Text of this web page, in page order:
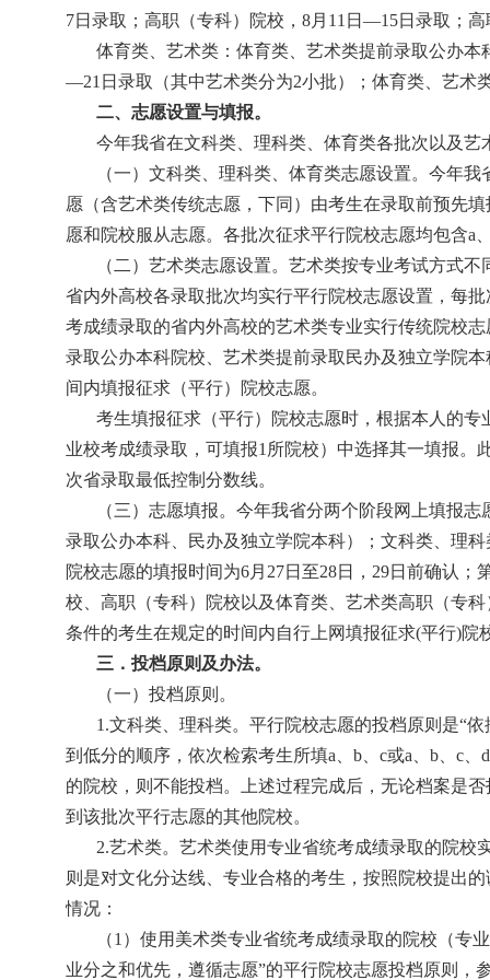
7日录取；高职（专科）院校， 8月 11 日 —15日录取；
体育类、艺术类：体育类、艺术类提前录取公办本
—21 日录取（其中艺术类分为2小批）；体育类、艺术
二、志愿设置与填报。
今年我省在文科类、理科类、体育类各批次以及
（一）文科类、理科类、体育类志愿设置。今年
愿（含艺术类传统志愿，下同）由考生在录取前预先
愿和院校服从志愿。各批次征求平行院校志愿均包含a
（二）艺术类志愿设置。艺术类按专业考试方式
省内外高校各录取批次均实行平行院校志愿设置，每
考成绩录取的省内外高校的艺术类专业实行传统院校
录取公办本科院校、艺术类提前录取民办及独立学院
间内填报征求（平行）院校志愿。
考生填报征求（平行）院校志愿时，根据本人的
业校考成绩录取，可填报1 所院校）中选择其一填报。
次省录取最低控制分数线。
（三）志愿填报。今年我省分两个阶段网上填报
录取公办本科、民办及独立学院本科）；文科类、理
院校志愿的填报时间为6月 27日 至28日， 29日前确认；
校、高职（专科）院校以及体育类、艺术类高职（专
条件的考生在规定的时间内自行上网填报征求(平行)院
三．投档原则及办法。
（一）投档原则。
1.文科类、理科类。平行院校志愿的投档原则是“
到低分的顺序，依次检索考生所填a b c或a b c
d
的院校，则不能投档。上述过程完成后，无论档案是
到该批次平行志愿的其他院校。
2.艺术类。艺术类使用专业省统考成绩录取的院校
则是对文化分达线、专业合格的考生，按照院校提出
情况：
（1 ）使用美术类专业省统考成绩录取的院校（专
业分之和优先，遵循志愿”的平行院校志愿投档原则，